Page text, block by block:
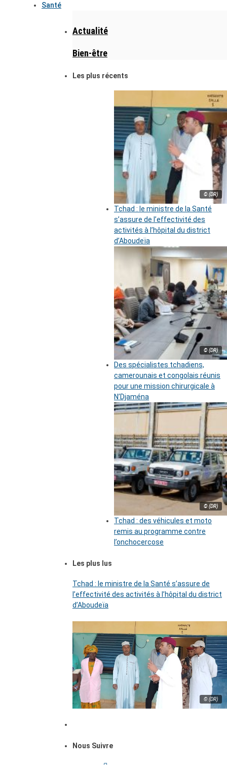
Santé
Actualité
Bien-être
Les plus récents
© (DR)
Tchad : le ministre de la Santé
s’assure de l’effectivité des
activités à l’hôpital du district
d’Aboudeïa
© (DR)
Des spécialistes tchadiens,
camerounais et congolais réunis
pour une mission chirurgicale à
N’Djaména
© (DR)
Tchad : des véhicules et moto
remis au programme contre
l’onchocercose
Les plus lus
Tchad : le ministre de la Santé s’assure de
l’effectivité des activités à l’hôpital du district
d’Aboudeïa
© (DR)
Nous Suivre